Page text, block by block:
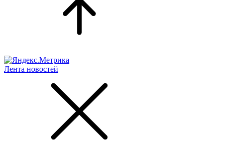
Лента новостей